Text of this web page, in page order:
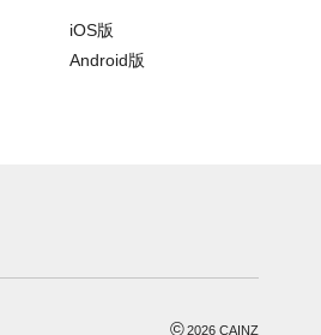
iOS版
Android版
©2026 CAINZ